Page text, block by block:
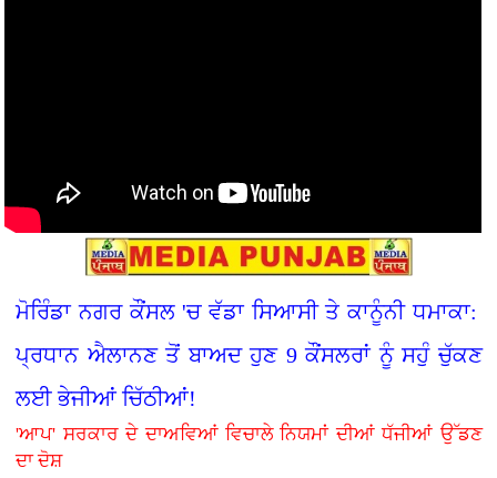
ਮੋਰਿੰਡਾ ਨਗਰ ਕੌਂਸਲ 'ਚ ਵੱਡਾ ਸਿਆਸੀ ਤੇ ਕਾਨੂੰਨੀ ਧਮਾਕਾ:
ਪ੍ਰਧਾਨ ਐਲਾਨਣ ਤੋਂ ਬਾਅਦ ਹੁਣ 9 ਕੌਂਸਲਰਾਂ ਨੂੰ ਸਹੁੰ ਚੁੱਕਣ
ਲਈ ਭੇਜੀਆਂ ਚਿੱਠੀਆਂ!
'ਆਪ' ਸਰਕਾਰ ਦੇ ਦਾਅਵਿਆਂ ਵਿਚਾਲੇ ਨਿਯਮਾਂ ਦੀਆਂ ਧੱਜੀਆਂ ਉੱਡਣ
ਦਾ ਦੋਸ਼